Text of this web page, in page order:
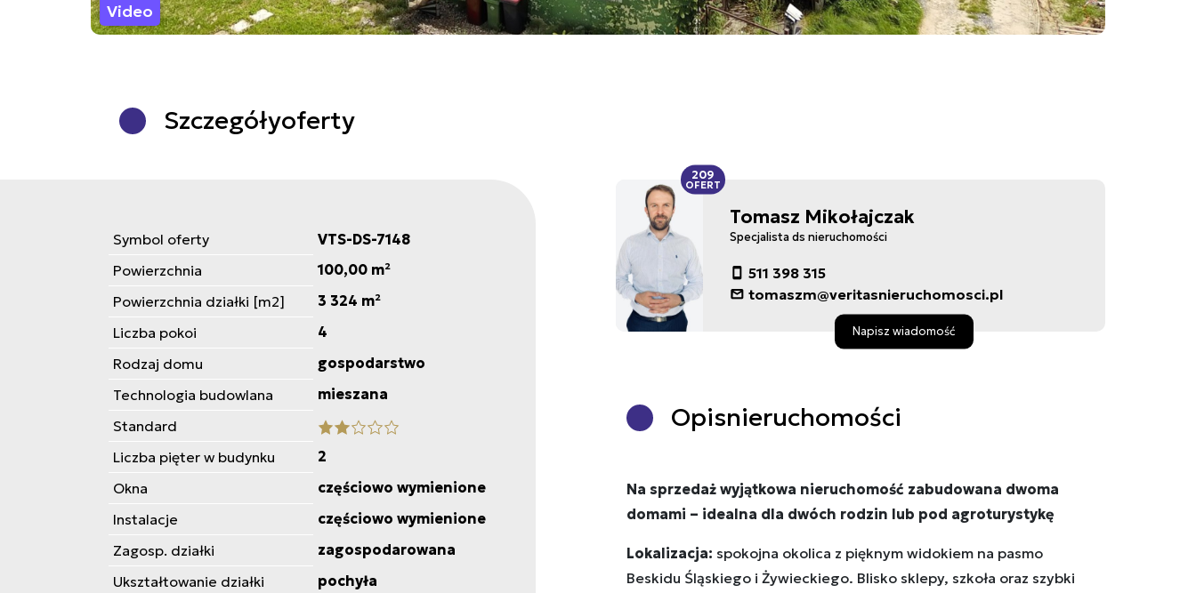
Video
Szczegółyoferty
Symbol oferty
VTS-DS-7148
Powierzchnia
100,00 m²
Powierzchnia działki [m2]
3 324 m²
Liczba pokoi
4
Rodzaj domu
gospodarstwo
Technologia budowlana
mieszana
Standard
Liczba pięter w budynku
2
Okna
częściowo wymienione
Instalacje
częściowo wymienione
Zagosp. działki
zagospodarowana
Ukształtowanie działki
pochyła
Tomasz Mikołajczak
Specjalista ds nieruchomości
511 398 315
tomaszm@veritasnieruchomosci.pl
Napisz wiadomość
209
OFERT
Opisnieruchomości
Na sprzedaż wyjątkowa nieruchomość zabudowana dwoma
domami – idealna dla dwóch rodzin lub pod agroturystykę
Lokalizacja: spokojna okolica z pięknym widokiem na pasmo
Beskidu Śląskiego i Żywieckiego. Blisko sklepy, szkoła oraz szybki